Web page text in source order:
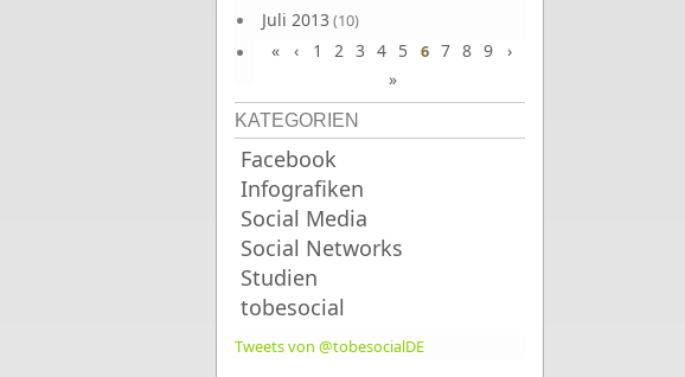
Juli 2013 (10)
Juni 2013(10)
« ‹ 1 2 3 4 5 6 7 8 9
›
»
KATEGORIEN
Facebook
Infografiken
Social Media
Social Networks
Studien
tobesocial
Tweets von @tobesocialDE